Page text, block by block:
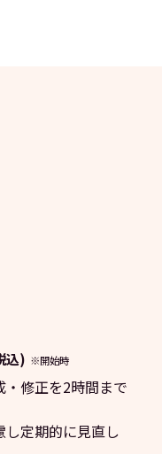
込) ※開始時
・修正を2時間まで
定期的に見直し